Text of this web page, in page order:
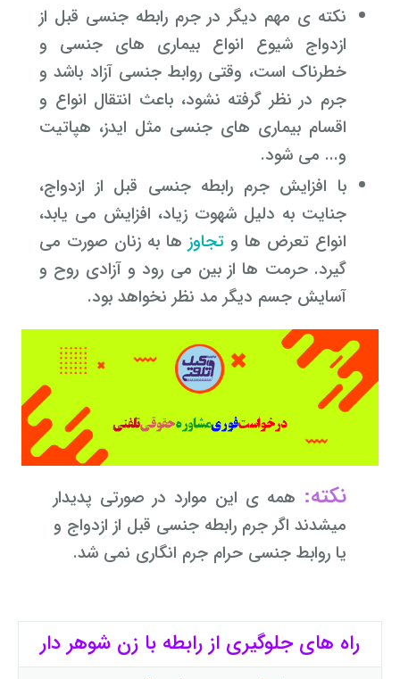
نکته ی مهم دیگر در جرم رابطه جنسی قبل از
ازدواج شیوع انواع بیماری های جنسی و
خطرناک است، وقتی روابط جنسی آزاد باشد و
جرم در نظر گرفته نشود، باعث انتقال انواع و
اقسام بیماری های جنسی مثل ایدز، هپاتیت
و... می شود.
با افزایش جرم رابطه جنسی قبل از ازدواج،
جنایت به دلیل شهوت زیاد، افزایش می یابد،
انواع تعرض ها و تجاوز ها به زنان صورت می
گیرد. حرمت ها از بین می رود و آزادی روح و
آسایش جسم دیگر مد نظر نخواهد بود.
نکته: همه ی این موارد در صورتی پدیدار
میشدند اگر جرم رابطه جنسی قبل از ازدواج و
یا روابط جنسی حرام جرم انگاری نمی شد.
راه های جلوگیری از رابطه با زن شوهر دار